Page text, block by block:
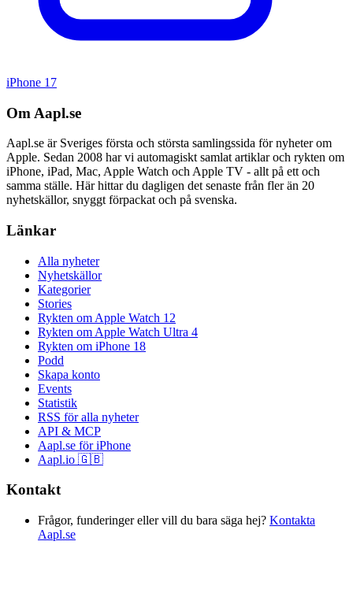
iPhone 17
Om Aapl.se
Aapl.se är Sveriges första och största samlingssida för nyheter om
Apple. Sedan 2008 har vi automagiskt samlat artiklar och rykten om
iPhone, iPad, Mac, Apple Watch och Apple TV - allt på ett och
samma ställe. Här hittar du dagligen det senaste från fler än 20
nyhetskällor, snyggt förpackat och på svenska.
Länkar
Alla nyheter
Nyhetskällor
Kategorier
Stories
Rykten om Apple Watch 12
Rykten om Apple Watch Ultra 4
Rykten om iPhone 18
Podd
Skapa konto
Events
Statistik
RSS för alla nyheter
API & MCP
Aapl.se för iPhone
Aapl.io 🇬🇧
Kontakt
Frågor, funderinger eller vill du bara säga hej? Kontakta
Aapl.se